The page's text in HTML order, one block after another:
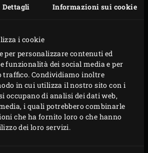
Dettagli Informazioni sui cookie
i cookie
per personalizzare contenuti ed
funzionalità dei social media e per
traffico. Condividiamo inoltre
in cui utilizza il nostro sito con i
occupano di analisi dei dati web,
i quali potrebbero combinarle
che ha fornito loro o che hanno
dei loro servizi.
rialzata
base per